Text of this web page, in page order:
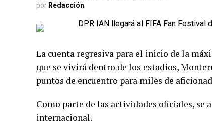
por Redacción
La cuenta regresiva para el inicio de la
que se vivirá dentro de los estadios,
puntos de encuentro para miles de
Como parte de las actividades oficiales, se
internacional.